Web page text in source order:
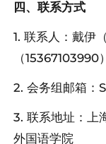
四、联系方式
1. 联系人：戴伊
（15367103990
2. 会务组邮箱
3. 联系地址：上
外国语学院